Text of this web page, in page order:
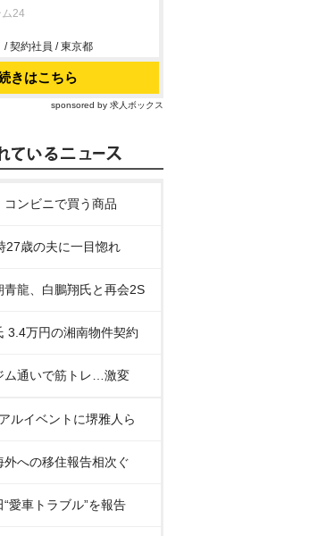
24
/ 契約社員 / 東京都
きはこちら
sponsored by 求人ボックス
コンビニで買う商品
27歳の夫に一目惚れ
青龍、白鵬翔氏と再会2S
3.4万円の湘南物件契約
ム通いで筋トレ…激変
ルイベントに堺雅人ら
外への移住報告相次ぐ
愛車トラブル”を報告